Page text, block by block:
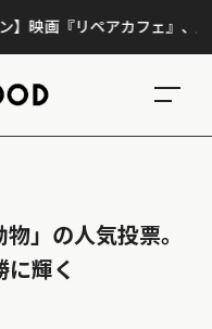
リペアカフェ』、上映300回
」の人気投票。
輝く